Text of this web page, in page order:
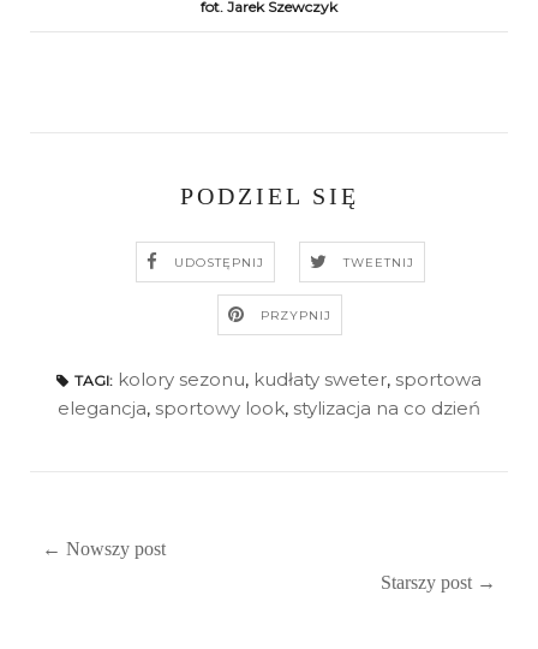
fot. Jarek Szewczyk
PODZIEL SIĘ
UDOSTĘPNIJ TWEETNIJ
PRZYPNIJ
TAGI: kolory sezonu, kudłaty sweter, sportowa
elegancja, sportowy look, stylizacja na co dzień
← Nowszy post
Starszy post →